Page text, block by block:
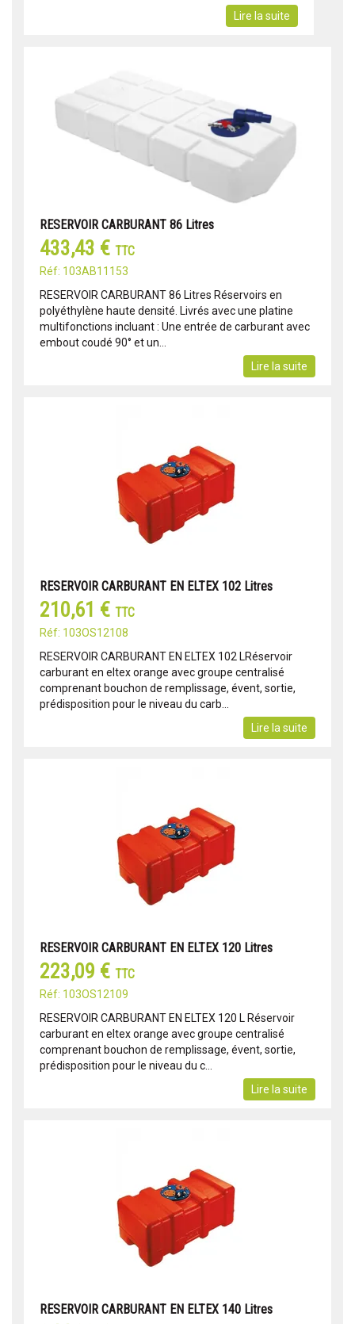
Lire la suite
RESERVOIR CARBURANT 86 Litres
433,43 € TTC
Réf: 103AB11153
RESERVOIR CARBURANT 86 Litres Réservoirs en
polyéthylène haute densité. Livrés avec une platine
multifonctions incluant : Une entrée de carburant avec
embout coudé 90° et un...
Lire la suite
RESERVOIR CARBURANT EN ELTEX 102 Litres
210,61 € TTC
Réf: 103OS12108
RESERVOIR CARBURANT EN ELTEX 102 LRéservoir
carburant en eltex orange avec groupe centralisé
comprenant bouchon de remplissage, évent, sortie,
prédisposition pour le niveau du carb...
Lire la suite
RESERVOIR CARBURANT EN ELTEX 120 Litres
223,09 € TTC
Réf: 103OS12109
RESERVOIR CARBURANT EN ELTEX 120 L Réservoir
carburant en eltex orange avec groupe centralisé
comprenant bouchon de remplissage, évent, sortie,
prédisposition pour le niveau du c...
Lire la suite
RESERVOIR CARBURANT EN ELTEX 140 Litres